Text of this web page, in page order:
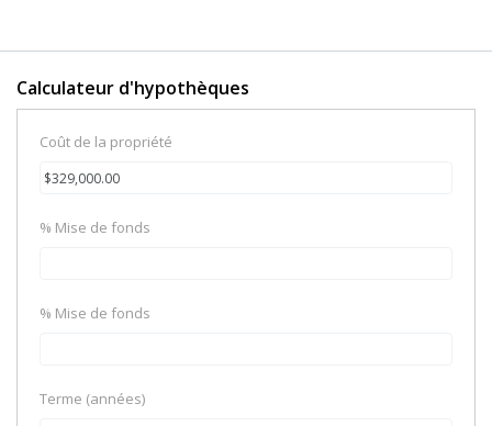
Calculateur d'hypothèques
Coût de la propriété
% Mise de fonds
% Mise de fonds
Terme (années)